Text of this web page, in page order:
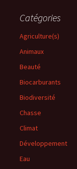
Catégories
Agriculture(s)
Animaux
Beauté
Biocarburants
Biodiversité
Chasse
Climat
Développement
Eau